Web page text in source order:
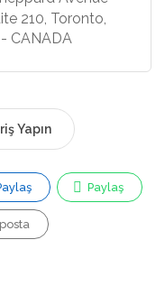
210, Toronto,
CANADA
Yapın
Paylaş